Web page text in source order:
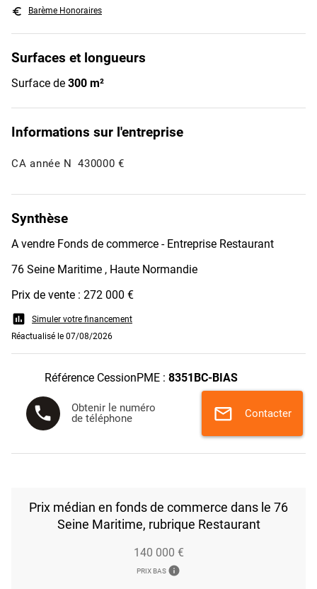
euro_symbol Barème Honoraires
Surfaces et longueurs
Surface de 300 m²
Informations sur l'entreprise
CA année N 430000 €
Synthèse
A vendre Fonds de commerce - Entreprise Restaurant
76 Seine Maritime , Haute Normandie
Prix de vente : 272 000 €
assessment
Simuler votre financement
Réactualisé le 07/08/2026
Référence CessionPME : 8351BC-BIAS
phone
Obtenir le numéro
de téléphone
mail Contacter
Prix médian en fonds de commerce dans le 76
Seine Maritime, rubrique Restaurant
140 000 €
PRIX BAS info